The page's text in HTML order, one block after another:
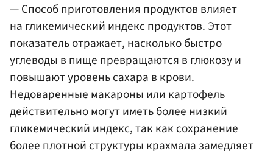
— Способ приготовления продуктов влияет
на гликемический индекс продуктов. Этот
показатель отражает, насколько быстро
углеводы в пище превращаются в глюкозу и
повышают уровень сахара в крови.
Недоваренные макароны или картофель
действительно могут иметь более низкий
гликемический индекс, так как сохранение
более плотной структуры крахмала замедляет